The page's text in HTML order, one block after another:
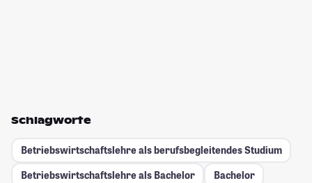
Schlagworte
Betriebswirtschaftslehre als berufsbegleitendes Studium
Betriebswirtschaftslehre als Bachelor
Bachelor